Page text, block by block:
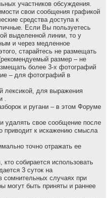
участников обсуждения.
свои сообщения графикой
средства доступа к
Если Вы пользуетесь
выделенной линии, то у
и через медленное
старайтесь не размещать
размер – не
более 3-х фотографий
– для фотографий в
лексикой, для выражения
.
и ругани – в этом Форуме
удалять свое сообщение после
приводит к искажению смысла
точно отражать ее
собирается использовать
3 суток на
сомнительных случаях при
могут быть приняты и раннее